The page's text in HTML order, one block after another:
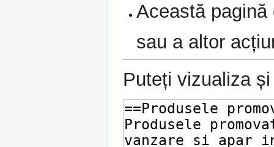
Această
sau a altor
Puteți vizualiza